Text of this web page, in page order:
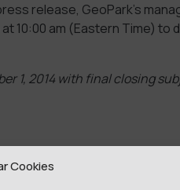
Cookies
release, GeoPark’s
10:00 am (Eastern Time) to
1, 2014 with final closing